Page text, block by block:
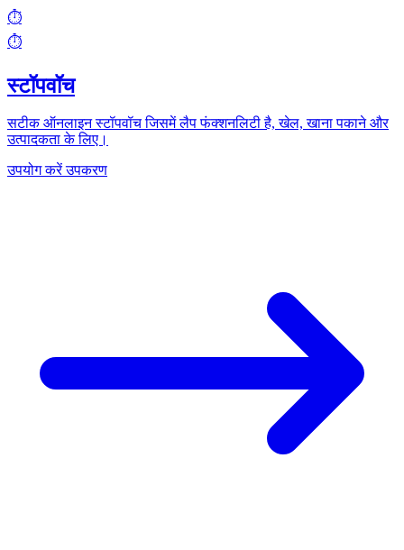
⏱️
⏱️
स्टॉपवॉच
सटीक ऑनलाइन स्टॉपवॉच जिसमें लैप फंक्शनलिटी है, खेल, खाना पकाने और
उत्पादकता के लिए।
उपयोग करें उपकरण